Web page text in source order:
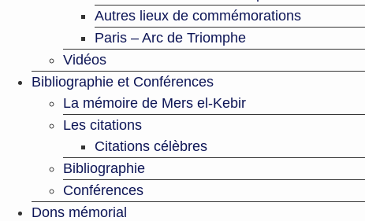
Autres lieux de commémorations
Paris – Arc de Triomphe
Vidéos
Bibliographie et Conférences
La mémoire de Mers el-Kebir
Les citations
Citations célèbres
Bibliographie
Conférences
Dons mémorial